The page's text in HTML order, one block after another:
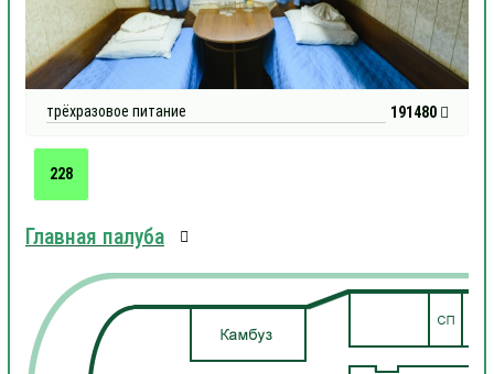
трёхразовое питание 191480
228
Главная палуба